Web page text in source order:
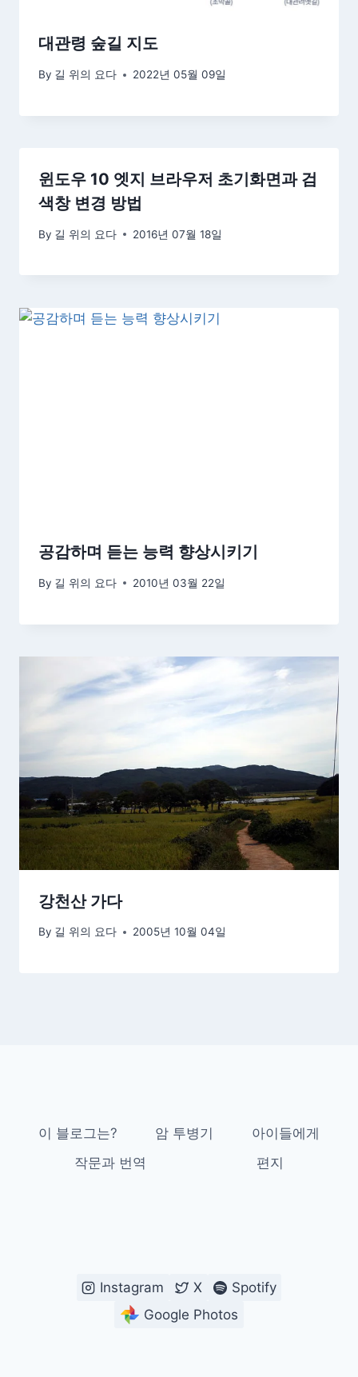
대관령 숲길 지도
By 길 위의 요다 2022년 05월 09일
윈도우 10 엣지 브라우저 초기화면과 검
색창 변경 방법
By 길 위의 요다 2016년 07월 18일
공감하며 듣는 능력 향상시키기
By 길 위의 요다 2010년 03월 22일
강천산 가다
By 길 위의 요다 2005년 10월 04일
이 블로그는? 암 투병기
아이들에게
작문과 번역
편지
Instagram X
Spotify
Google Photos